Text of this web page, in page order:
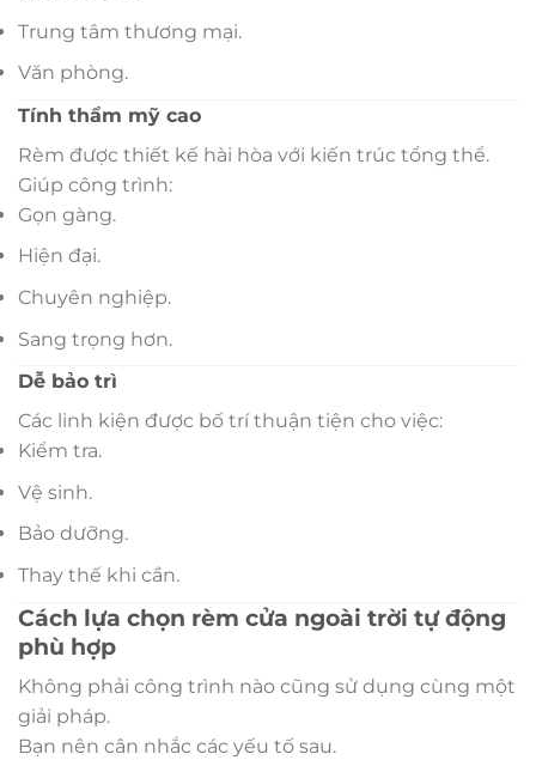
Trung tâm thương mại.
Văn phòng.
Tính thẩm mỹ cao
Rèm được thiết kế hài hòa với kiến trúc tổng thể.
Giúp công trình:
Gọn gàng.
Hiện đại.
Chuyên nghiệp.
Sang trọng hơn.
Dễ bảo trì
Các linh kiện được bố trí thuận tiện cho việc:
Kiểm tra.
Vệ sinh.
Bảo dưỡng.
Thay thế khi cần.
Cách lựa chọn rèm cửa ngoài trời tự động
phù hợp
Không phải công trình nào cũng sử dụng cùng một
giải pháp.
Bạn nên cân nhắc các yếu tố sau.